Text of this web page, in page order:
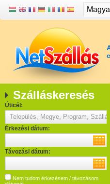
Szálláskeresés
Úticél:
Érkezési dátum:
Távozási dátum:
Nem tudom érkezésem / távozásom